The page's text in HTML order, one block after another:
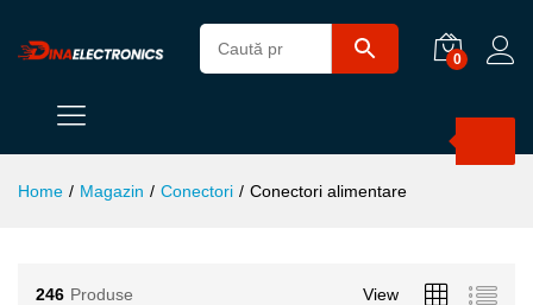
0
Home / Magazin / Conectori / Conectori alimentare
246 Produse View